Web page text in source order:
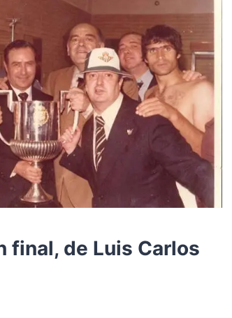
final, de Luis Carlos